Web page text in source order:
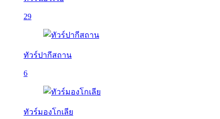
29
ทัวร์ปากีสถาน
6
ทัวร์มองโกเลีย